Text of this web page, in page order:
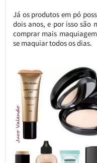
Já os produtos em pó
dois anos, e por isso são
comprar mais
se maquiar todos os dias.